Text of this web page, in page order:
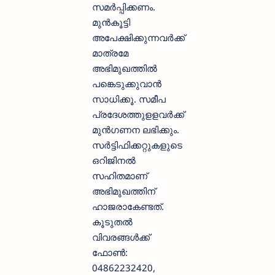
സമര്‍പ്പിക്കണം.
മുന്‍കൂട്ടി
അപേക്ഷിക്കുന്നവര്‍ക്ക്
മാത്രമേ
അഭിമുഖത്തില്‍
പങ്കെടുക്കുവാന്‍
സാധിക്കൂ. സമീപ
പ്രദേശത്തുളളവര്‍ക്ക്
മുന്‍ഗണന ലഭിക്കും.
സര്‍ട്ടിഫിക്കറ്റുകളുടെ
ഒറിജിനല്‍
സഹിതമാണ്
അഭിമുഖത്തിന്
ഹാജരാകേണ്ടത്.
കൂടുതല്‍
വിവരങ്ങള്‍ക്ക്
ഫോണ്‍:
04862232420,